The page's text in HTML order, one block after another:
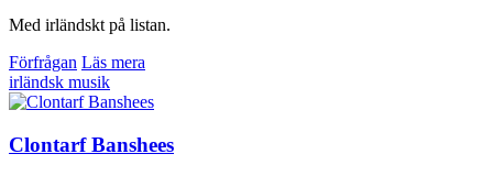
Med irländskt på listan.
Förfrågan Läs mera
irländsk musik
Clontarf Banshees